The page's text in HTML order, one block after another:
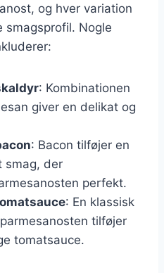
og hver variation
smagsprofil. Nogle
: Kombinationen
giver en delikat og
: Bacon tilføjer en
smag, der
perfekt.
: En klassisk
tilføjer
tomatsauce.